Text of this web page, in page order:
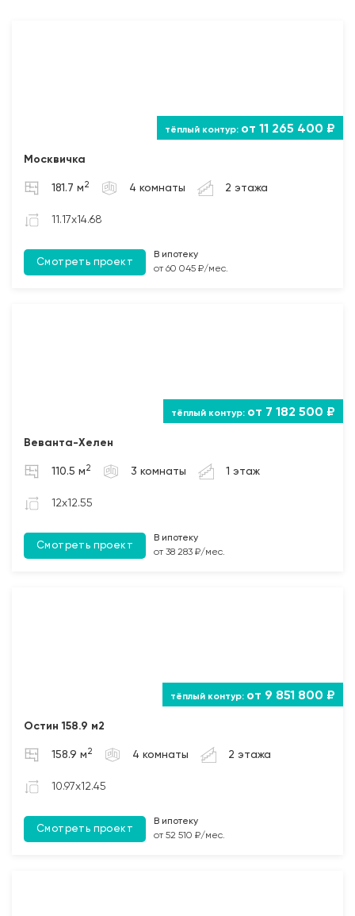
от 11 265 400 ₽
Москвичка
181.7 м 2 4 комнаты 2 этажа
11.17x14.68
Смотреть проект
В ипотеку
от 60 045 ₽/мес.
от 7 182 500 ₽
Веванта-Хелен
110.5 м 2 3 комнаты 1 этаж
12x12.55
Смотреть проект
В ипотеку
от 38 283 ₽/мес.
от 9 851 800 ₽
Остин 158.9 м2
158.9 м 2 4 комнаты 2 этажа
10.97x12.45
Смотреть проект
В ипотеку
от 52 510 ₽/мес.